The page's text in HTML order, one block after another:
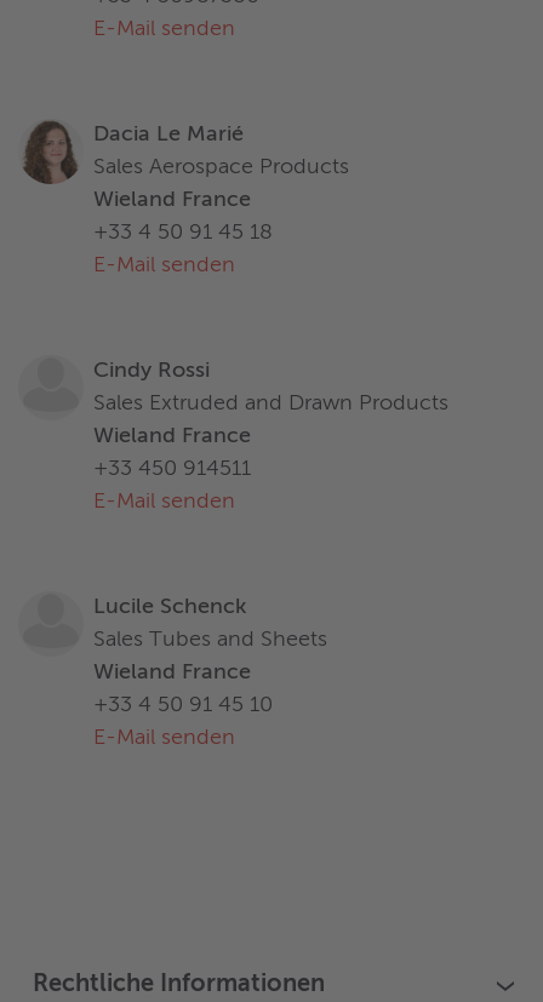
E-Mail senden
Dacia Le Marié
Sales Aerospace Products
Wieland France
+33 4 50 91 45 18
E-Mail senden
Cindy Rossi
Sales Extruded and Drawn Products
Wieland France
+33 450 914511
E-Mail senden
Lucile Schenck
Sales Tubes and Sheets
Wieland France
+33 4 50 91 45 10
E-Mail senden
Rechtliche Informationen ›